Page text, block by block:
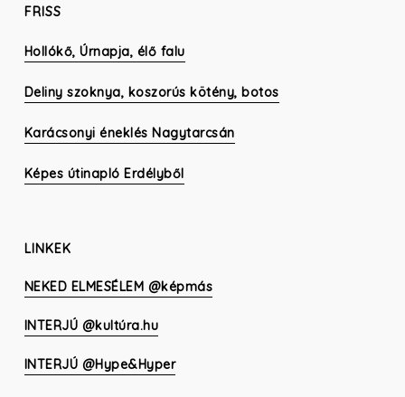
FRISS
Hollókő, Úrnapja, élő falu
Deliny szoknya, koszorús kötény, botos
Karácsonyi éneklés Nagytarcsán
Képes útinapló Erdélyből
LINKEK
NEKED ELMESÉLEM @képmás
INTERJÚ @kultúra.hu
INTERJÚ @Hype&Hyper